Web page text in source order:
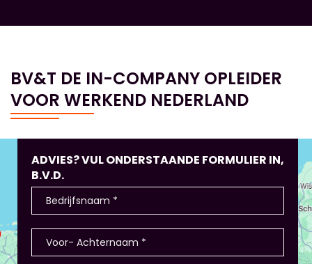
BV&T DE IN-COMPANY OPLEIDER
VOOR WERKEND NEDERLAND
ADVIES? VUL ONDERSTAANDE FORMULIER IN,
B.V.D.